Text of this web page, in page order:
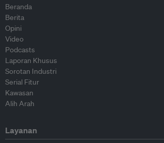
Beranda
Berita
Opini
Video
Podcasts
Laporan Khusus
Sorotan Industri
Serial Fitur
Kawasan
Alih Arah
Layanan